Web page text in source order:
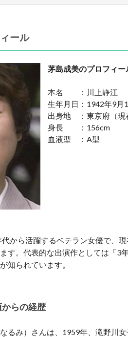
ール
茅島成美のプロフィー
本名 ：川上静江
生年月日：1942年9月
出身地 ：東京府（現
身長 ：156cm
血液型 ：A型
から活躍するベテラン女優で、
す。代表的な出演作としては「3
知られています。
らの経歴
るみ）さんは、1959年、滝野川